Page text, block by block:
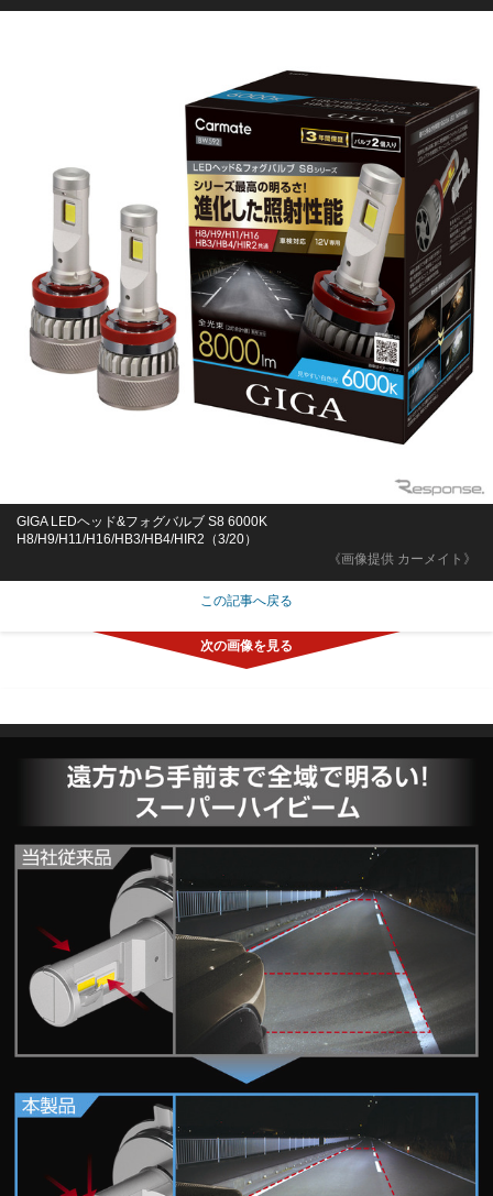
《画像提供 カーメイト》
GIGA LEDヘッド&フォグバルブ S8 6000K
H8/H9/H11/H16/HB3/HB4/HIR2（3/20）
この記事へ戻る